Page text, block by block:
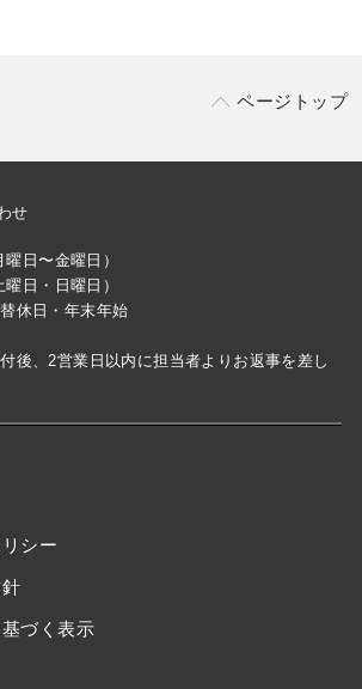
ページトップ
せ
日〜金曜日）
日・日曜日）
休日・年末年始
後、2営業日以内に担当者よりお返事を差し
シー
づく表示